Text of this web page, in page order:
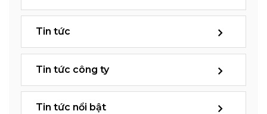
Tin tức
Tin tức công ty
Tin tức nổi bật